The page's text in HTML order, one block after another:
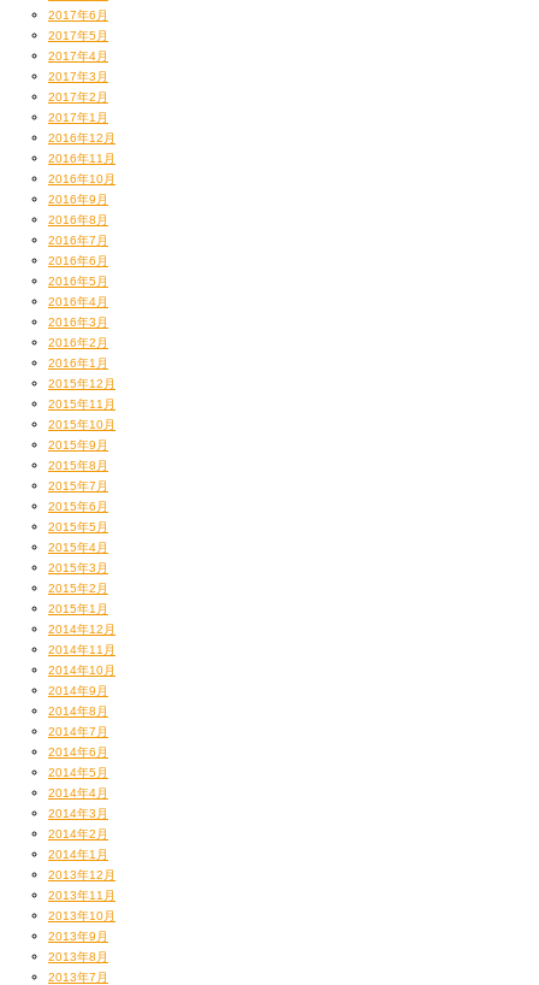
2017年6月
2017年5月
2017年4月
2017年3月
2017年2月
2017年1月
2016年12月
2016年11月
2016年10月
2016年9月
2016年8月
2016年7月
2016年6月
2016年5月
2016年4月
2016年3月
2016年2月
2016年1月
2015年12月
2015年11月
2015年10月
2015年9月
2015年8月
2015年7月
2015年6月
2015年5月
2015年4月
2015年3月
2015年2月
2015年1月
2014年12月
2014年11月
2014年10月
2014年9月
2014年8月
2014年7月
2014年6月
2014年5月
2014年4月
2014年3月
2014年2月
2014年1月
2013年12月
2013年11月
2013年10月
2013年9月
2013年8月
2013年7月